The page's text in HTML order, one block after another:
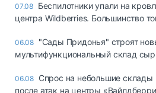
07.08 Беспилотники упали на
центра Wildberries. Большинство
06.08 "Сады Придонья" строят
мультифункциональный склад
06.08 Спрос на небольшие склады
после атак на центры